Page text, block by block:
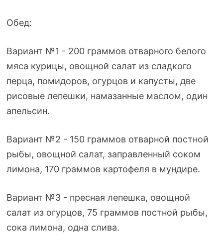
Обед:
Вариант №1 - 200 граммов отварного белого
мяса курицы, овощной салат из сладкого
перца, помидоров, огурцов и капусты, две
рисовые лепешки, намазанные маслом, один
апельсин.
Вариант №2 - 150 граммов отварной постной
рыбы, овощной салат, заправленный соком
лимона, 170 граммов картофеля в мундире.
Вариант №3 - пресная лепешка, овощной
салат из огурцов, 75 граммов постной рыбы,
сока лимона, одна слива.